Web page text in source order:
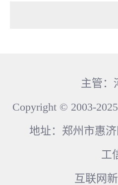
主管：
Copyright © 2003-
地址：郑州市惠
工
互联网